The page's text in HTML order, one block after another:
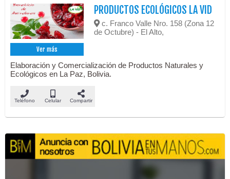
Ver más
PRODUCTOS ECOLÓGICOS LA VID
c. Franco Valle Nro. 158 (Zona 12
de Octubre) - El Alto,
Elaboración y Comercialización de Productos Naturales y
Ecológicos en La Paz, Bolivia.
Teléfono Celular Compartir